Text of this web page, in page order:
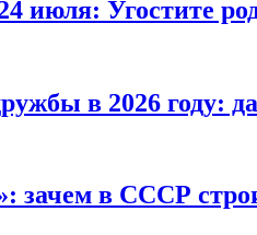
июля: Угостите
в 2026 году:
зачем в СССР